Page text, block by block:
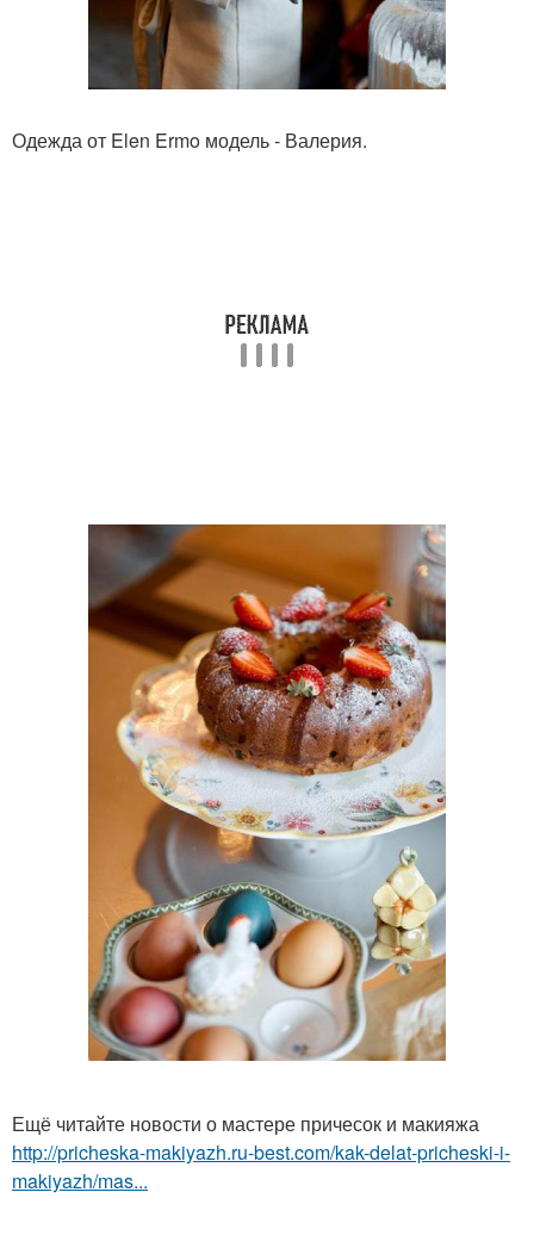
Одежда от Elen Ermo модель - Валерия.
Ещё читайте новости о мастере причесок и макияжа
http://pricheska-makiyazh.ru-best.com/kak-delat-pricheski-i-
makiyazh/mas...